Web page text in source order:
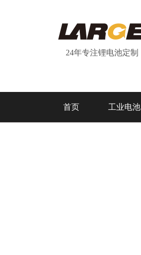
24年专注锂电池定制
首页 工业电池